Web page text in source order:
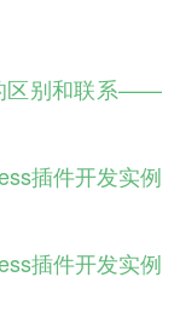
区别和联系——
插件开发实例
插件开发实例